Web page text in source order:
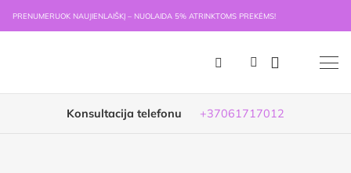
PRENUMERUOK NAUJIENLAIŠKĮ – NUOLAIDA 5% ATRINKTOMS PREKĖMS!
Konsultacija telefonu +37061717012